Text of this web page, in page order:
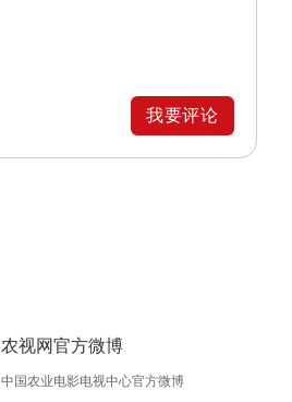
我要评论
农视网官方微博
中国农业电影电视中心官方微博